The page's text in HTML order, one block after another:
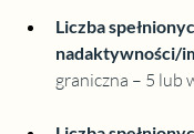
Liczba
nadaktywności/
graniczna – 5 lub